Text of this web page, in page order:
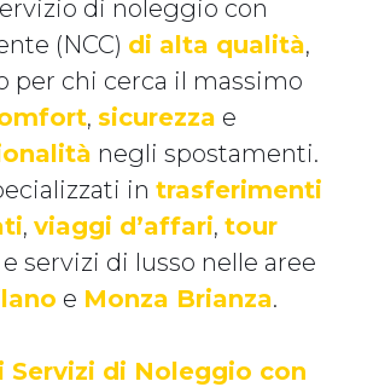
di noleggio con
(NCC) di alta qualità,
per chi cerca il massimo
, sicurezza e
negli spostamenti.
in trasferimenti
, viaggi d’affari, tour
e servizi di lusso nelle aree
e Monza Brianza.
Servizi di Noleggio con